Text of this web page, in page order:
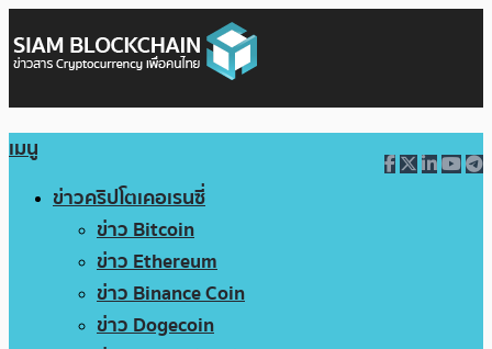
เมนู
ข่าวคริปโตเคอเรนซี่
ข่าว Bitcoin
ข่าว Ethereum
ข่าว Binance Coin
ข่าว Dogecoin